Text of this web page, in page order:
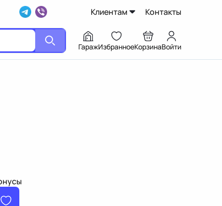
Клиентам Контакты
ГаражИзбранноеКорзинаВойти